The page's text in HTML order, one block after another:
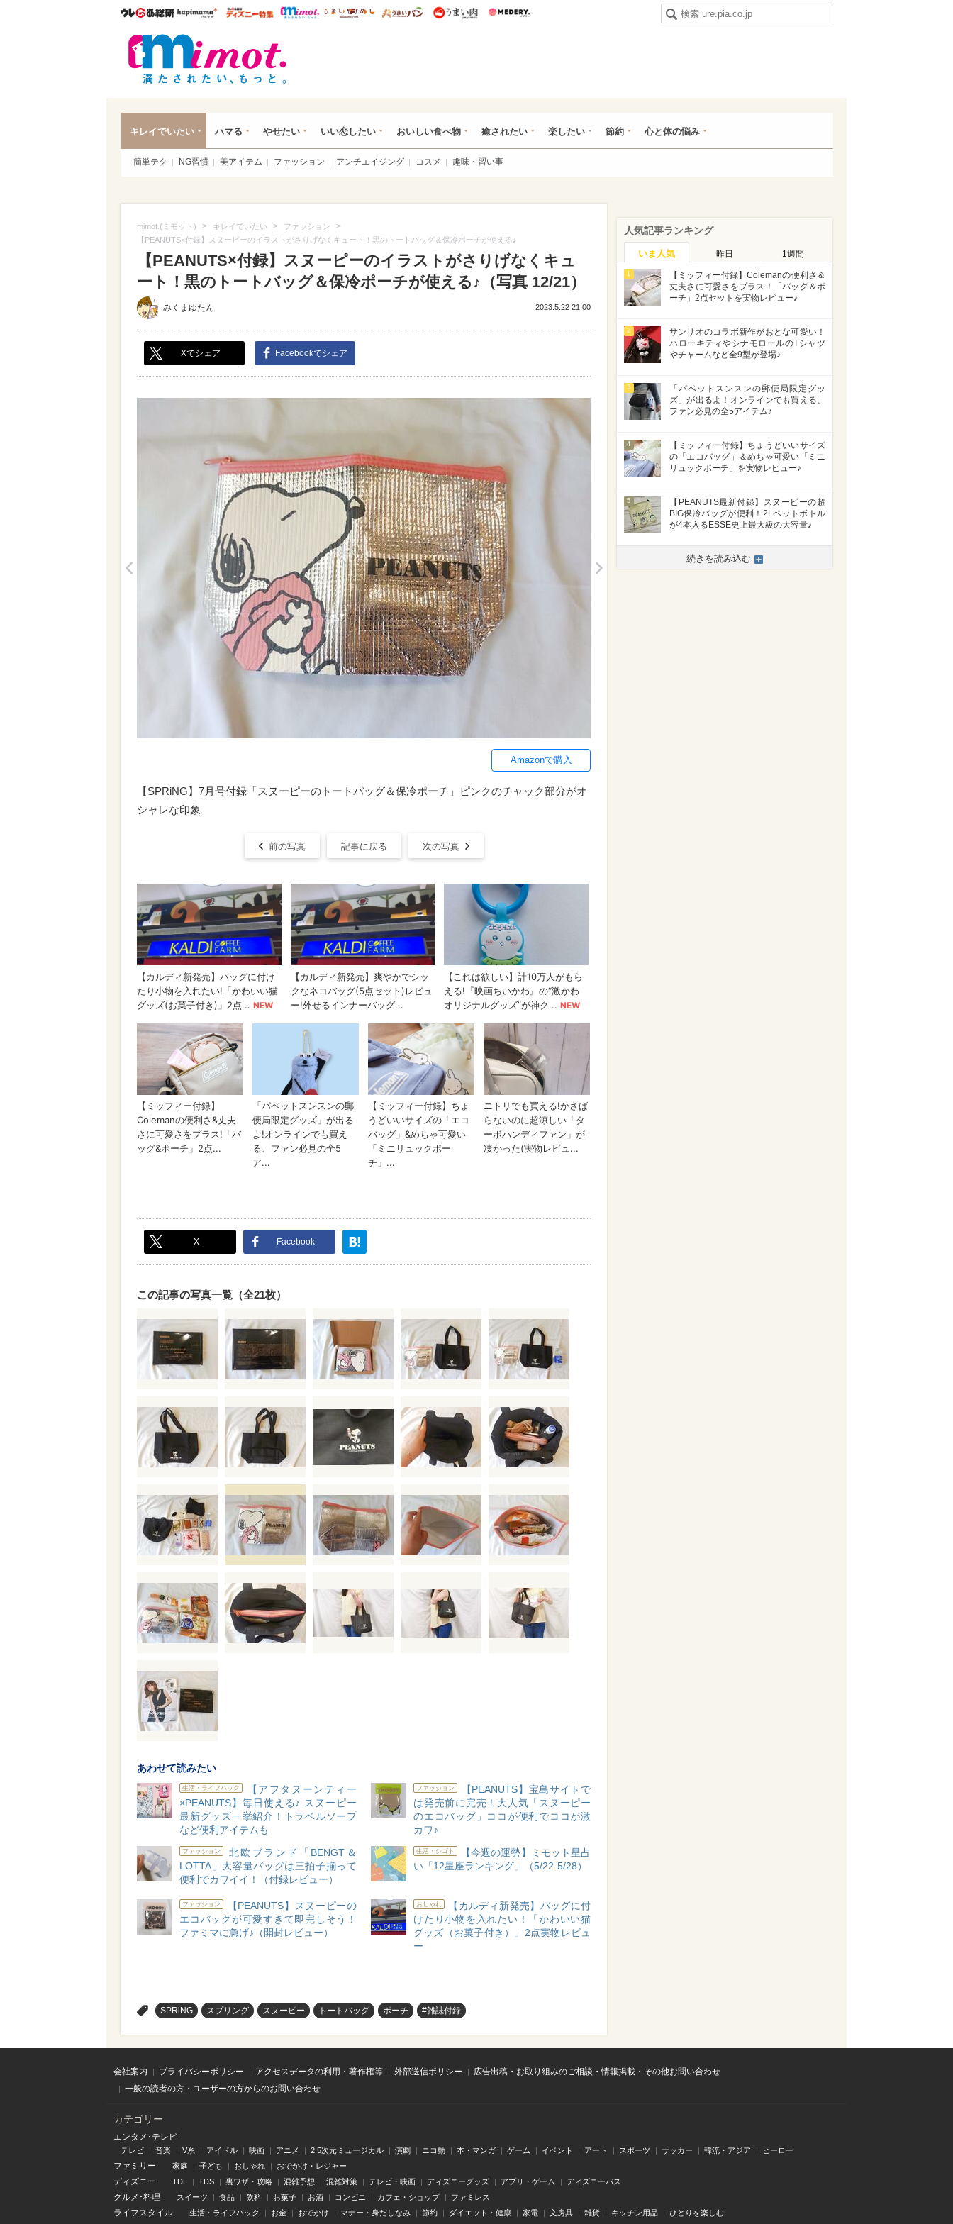
ウレぴあ総研ハピママ* ウレぴあ総研 ディズニー特集
mimot. うまいめし うまいパン うまい肉
キレイでいたい ハマる やせたい いい恋したい おいしい食べ物 癒されたい 楽したい 節約 心と体の悩み
簡単テク NG習慣 美アイテム ファッション アンチエイジング コスメ 趣味・習い事
mimot.(ミモット) > キレイでいたい > ファッション >
【PEANUTS×付録】スヌーピーのイラストがさりげなくキュート！黒のトートバッグ＆保冷ポーチが使える♪
【PEANUTS×付録】スヌーピーのイラストがさりげなくキュ
ート！黒のトートバッグ＆保冷ポーチが使える♪（写真 12/21）
みくまゆたん 2023.5.22 21:00
Xでシェア Facebookでシェア
Amazonで購入
【SPRiNG】7月号付録「スヌーピーのトートバッグ＆保冷ポーチ」ピンクのチャック部分がオ
シャレな印象
前の写真 記事に戻る 次の写真
X Facebook
この記事の写真一覧（全21枚）
あわせて読みたい
生活・ライフハック
【アフタヌーンティー
×PEANUTS】毎日使える♪ スヌーピー
最新グッズ一挙紹介！トラベルソープ
など便利アイテムも
ファッション
【PEANUTS】宝島サイトで
は発売前に完売！大人気「スヌーピー
のエコバッグ」ココが便利でココが激
カワ♪
ファッション
北欧ブランド「BENGT＆
LOTTA」大容量バッグは三拍子揃って
便利でカワイイ！（付録レビュー）
生活・シゴト
【今週の運勢】ミモット星占
い「12星座ランキング」（5/22-5/28）
ファッション
【PEANUTS】スヌーピーの
エコバッグが可愛すぎて即完しそう！
ファミマに急げ♪（開封レビュー）
おしゃれ
【カルディ新発売】バッグに付
けたり小物を入れたい！「かわいい猫
グッズ（お菓子付き）」2点実物レビュ
ー
SPRiNG スプリング スヌーピー トートバッグ ポーチ #雑誌付録
人気記事ランキング
いま人気 昨日 1週間
1
【ミッフィー付録】Colemanの便利さ＆
丈夫さに可愛さをプラス！「バッグ＆ポ
ーチ」2点セットを実物レビュー♪
2
サンリオのコラボ新作がおとな可愛い！
ハローキティやシナモロールのTシャツ
やチャームなど全9型が登場♪
3
「パペットスンスンの郵便局限定グッ
ズ」が出るよ！オンラインでも買える、
ファン必見の全5アイテム♪
4
【ミッフィー付録】ちょうどいいサイズ
の「エコバッグ」＆めちゃ可愛い「ミニ
リュックポーチ」を実物レビュー♪
5
【PEANUTS最新付録】スヌーピーの超
BIG保冷バッグが便利！2Lペットボトル
が4本入るESSE史上最大級の大容量♪
続きを読み込む
会社案内 プライバシーポリシー アクセスデータの利用・著作権等 外部送信ポリシー
広告出稿・お取り組みのご相談・情報掲載・その他お問い合わせ
一般の読者の方・ユーザーの方からのお問い合わせ
カテゴリー
エンタメ･テレビ
テレビ 音楽 V系 アイドル 映画 アニメ 2.5次元ミュージカル 演劇 ニコ動 本・マンガ ゲーム イベント アート スポーツ サッカー 韓流・アジア ヒーロー
ファミリー 家庭 子ども おしゃれ おでかけ・レジャー
ディズニー TDL TDS 裏ワザ・攻略 混雑予想 混雑対策 テレビ・映画 ディズニーグッズ アプリ・ゲーム ディズニーパス
グルメ･料理 スイーツ 食品 飲料 お菓子 お酒 コンビニ カフェ・ショップ ファミレス
ライフスタイル 生活・ライフハック お金 おでかけ マナー・身だしなみ 節約 ダイエット・健康 家電 文房具 雑貨 キッチン用品 ひとりを楽しむ